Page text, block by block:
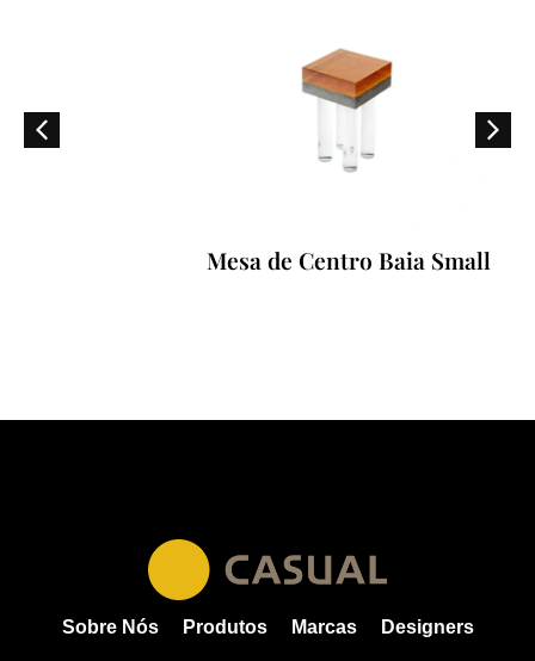
Mesa de Centro Baia Small
Sobre Nós Produtos Marcas Designers